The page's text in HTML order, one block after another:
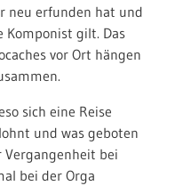
neu erfunden hat und
Komponist gilt. Das
vor Ort hängen
sich eine Reise
und was geboten
Vergangenheit bei
bei der Orga